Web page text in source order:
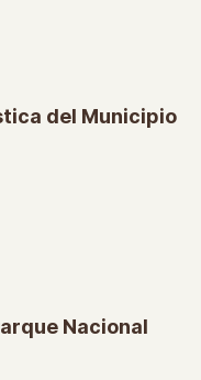
del Municipio
Nacional